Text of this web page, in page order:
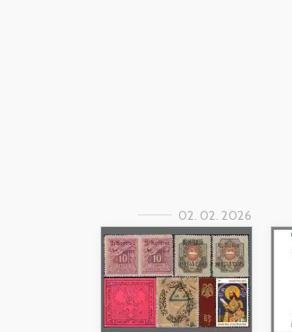
02. 02. 2026